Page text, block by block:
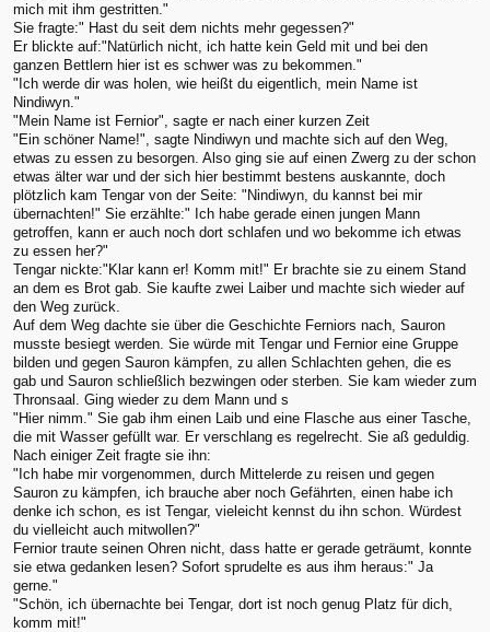
mich mit ihm gestritten."
Sie fragte:" Hast du seit dem nichts mehr gegessen?"
Er blickte auf:"Natürlich nicht, ich hatte kein Geld mit und bei den
ganzen Bettlern hier ist es schwer was zu bekommen."
"Ich werde dir was holen, wie heißt du eigentlich, mein Name ist
Nindiwyn."
"Mein Name ist Fernior", sagte er nach einer kurzen Zeit
"Ein schöner Name!", sagte Nindiwyn und machte sich auf den Weg,
etwas zu essen zu besorgen. Also ging sie auf einen Zwerg zu der schon
etwas älter war und der sich hier bestimmt bestens auskannte, doch
plötzlich kam Tengar von der Seite: "Nindiwyn, du kannst bei mir
übernachten!" Sie erzählte:" Ich habe gerade einen jungen Mann
getroffen, kann er auch noch dort schlafen und wo bekomme ich etwas
zu essen her?"
Tengar nickte:"Klar kann er! Komm mit!" Er brachte sie zu einem Stand
an dem es Brot gab. Sie kaufte zwei Laiber und machte sich wieder auf
den Weg zurück.
Auf dem Weg dachte sie über die Geschichte Ferniors nach, Sauron
musste besiegt werden. Sie würde mit Tengar und Fernior eine Gruppe
bilden und gegen Sauron kämpfen, zu allen Schlachten gehen, die es
gab und Sauron schließlich bezwingen oder sterben. Sie kam wieder zum
Thronsaal. Ging wieder zu dem Mann und s
"Hier nimm." Sie gab ihm einen Laib und eine Flasche aus einer Tasche,
die mit Wasser gefüllt war. Er verschlang es regelrecht. Sie aß geduldig.
Nach einiger Zeit fragte sie ihn:
"Ich habe mir vorgenommen, durch Mittelerde zu reisen und gegen
Sauron zu kämpfen, ich brauche aber noch Gefährten, einen habe ich
denke ich schon, es ist Tengar, vieleicht kennst du ihn schon. Würdest
du vielleicht auch mitwollen?"
Fernior traute seinen Ohren nicht, dass hatte er gerade geträumt, konnte
sie etwa gedanken lesen? Sofort sprudelte es aus ihm heraus:" Ja
gerne."
"Schön, ich übernachte bei Tengar, dort ist noch genug Platz für dich,
komm mit!"